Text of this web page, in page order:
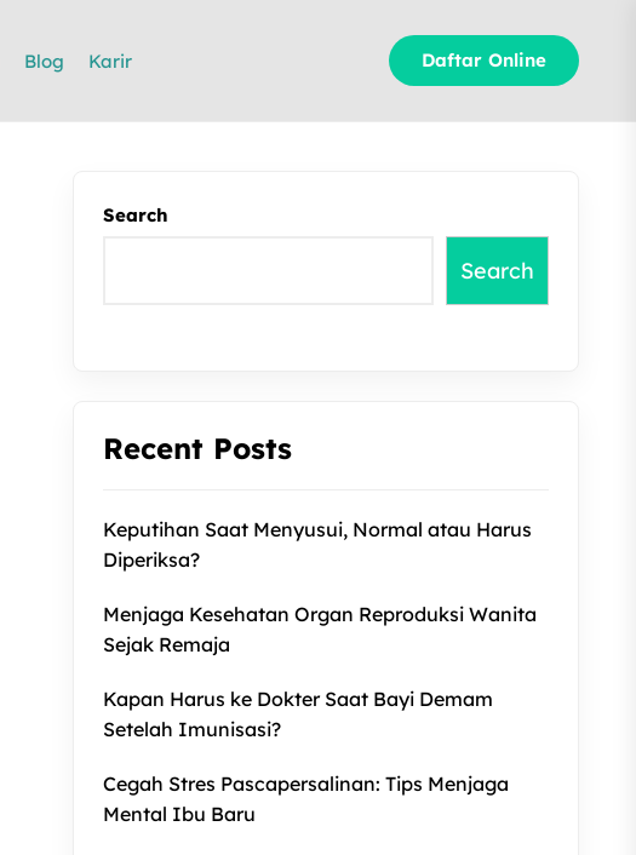
Blog Karir Daftar Online
Search
Search
Recent Posts
Keputihan Saat Menyusui, Normal atau Harus
Diperiksa?
Menjaga Kesehatan Organ Reproduksi Wanita
Sejak Remaja
Kapan Harus ke Dokter Saat Bayi Demam
Setelah Imunisasi?
Cegah Stres Pascapersalinan: Tips Menjaga
Mental Ibu Baru